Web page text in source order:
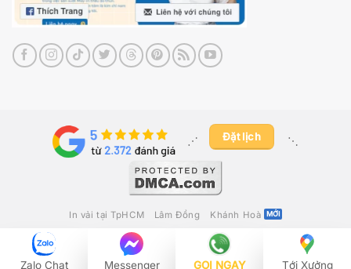
Zalo Chat Messenger GỌI NGAY Tới Xưởng
⋰ ​ Đặt lịch ⋱
In vải tại TpHCM Lâm Đồng Khánh Hoà
2012 - 2026 ©
May In Thêu Hải Triều
Công Ty TNHH Fika Việt Nam
– GPKD Số 0316280392 Do Sở Kế